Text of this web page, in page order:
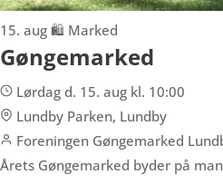
15. aug 🛍️ Marked
Gøngemarked
Lørdag d. 15. aug kl. 10:00
Lundby Parken, Lundby
Foreningen Gøngemarked
Årets Gøngemarked byder på